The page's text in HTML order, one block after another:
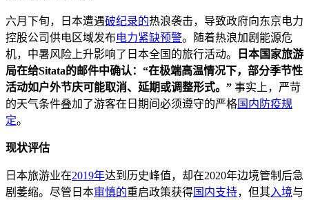
六月下旬，日本遭遇破纪录的热浪袭击，导致政府向东京电力
控股公司供电区域发布电力紧缺预警。随着热浪加剧能源危
机，中暑风险上升影响了日本全国的旅行活动。
日本国家旅游
局在给Sitata的邮件中确认：“在极端高温情况下，部分季节性
活动如户外节庆可能取消、延期或调整形式。” 事实上，严苛
的天气条件叠加了游客在日期间必须遵守的严格国内防疫规
定。
现状评估
日本旅游业在2019年达到历史峰值，却在2020年边境管制后急
剧萎缩。尽管日本审慎的重启政策获得国内支持，但其入境与